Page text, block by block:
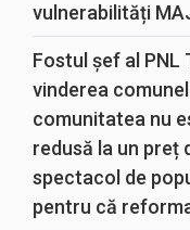
vulnerabilități
Fostul șef al PNL
vinderea
comunitatea nu
redusă la un preț
spectacol de
pentru că